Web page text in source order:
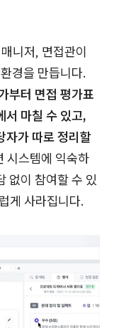
니저, 면접관이
경을 만듭니다.
부터 면접 평가표
서 마칠 수 있고,
자가 따로 정리할
시스템에 익숙하
없이 참여할 수 있
게 사라집니다.